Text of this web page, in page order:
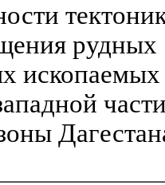
рудных
ископаемых